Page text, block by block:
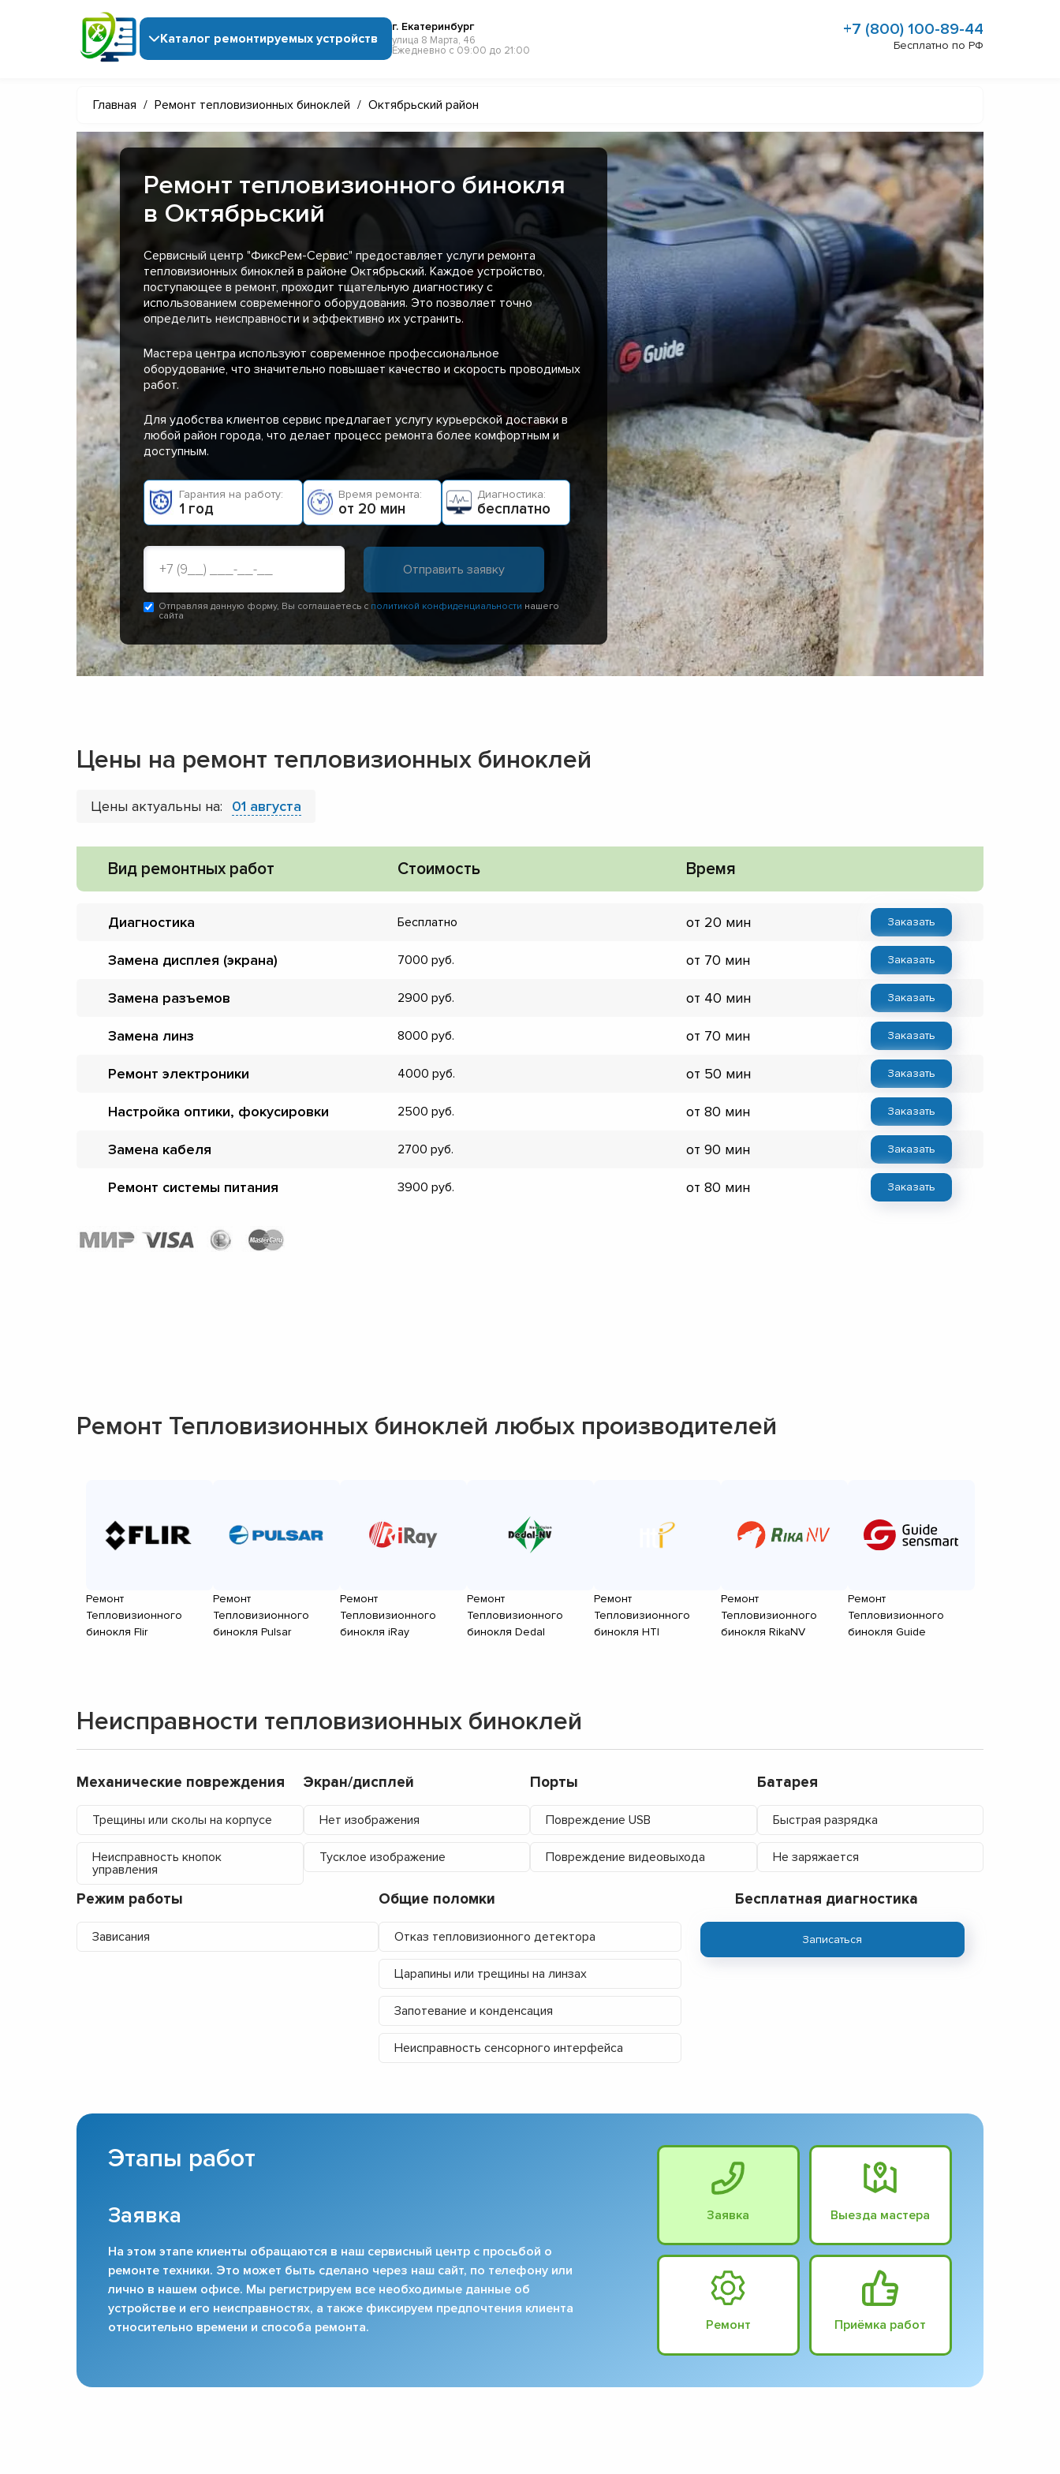
Каталог ремонтируемых устройств
г. Екатеринбург
улица 8 Марта, 46
Ежедневно с 09:00 до 21:00
+7 (800) 100-89-44
Бесплатно по РФ
Главная / Ремонт тепловизионных биноклей / Октябрьский район
Ремонт тепловизионного бинокля
в Октябрьский
Сервисный центр "ФиксРем-Сервис" предоставляет услуги ремонта
тепловизионных биноклей в районе Октябрьский. Каждое устройство,
поступающее в ремонт, проходит тщательную диагностику с
использованием современного оборудования. Это позволяет точно
определить неисправности и эффективно их устранить.
Мастера центра используют современное профессиональное
оборудование, что значительно повышает качество и скорость проводимых
работ.
Для удобства клиентов сервис предлагает услугу курьерской доставки в
любой район города, что делает процесс ремонта более комфортным и
доступным.
Гарантия на работу:
1 год
Время ремонта:
от 20 мин
Диагностика:
бесплатно
Отправляя данную форму, Вы соглашаетесь с политикой конфиденциальности нашего
сайта
Цены на ремонт тепловизионных биноклей
Цены актуальны на: 01 августа
Вид ремонтных работ Стоимость Время
Диагностика Бесплатно от 20 мин Заказать
Замена дисплея (экрана) 7000 от 70 мин Заказать
Замена разъемов 2900 от 40 мин Заказать
Замена линз 8000 от 70 мин Заказать
Ремонт электроники 4000 от 50 мин Заказать
Настройка оптики, фокусировки 2500 от 80 мин Заказать
Замена кабеля 2700 от 90 мин Заказать
Ремонт системы питания 3900 от 80 мин Заказать
Ремонт Тепловизионных биноклей любых производителей
Ремонт
Тепловизионного
бинокля Flir
Ремонт
Тепловизионного
бинокля Pulsar
Ремонт
Тепловизионного
бинокля iRay
Ремонт
Тепловизионного
бинокля Dedal
Ремонт
Тепловизионного
бинокля HTI
Ремонт
Тепловизионного
бинокля RikaNV
Ремонт
Тепловизионного
бинокля Guide
Неисправности тепловизионных биноклей
Механические повреждения
Трещины или сколы на корпусе
Неисправность кнопок
управления
Экран/дисплей
Нет изображения
Тусклое изображение
Порты
Повреждение USB
Повреждение видеовыхода
Батарея
Быстрая разрядка
Не заряжается
Режим работы
Зависания
Общие поломки
Отказ тепловизионного детектора
Царапины или трещины на линзах
Запотевание и конденсация
Неисправность сенсорного интерфейса
Бесплатная диагностика
Записаться
Этапы работ
Заявка
На этом этапе клиенты обращаются в наш сервисный центр с просьбой о
ремонте техники. Это может быть сделано через наш сайт, по телефону или
лично в нашем офисе. Мы регистрируем все необходимые данные об
устройстве и его неисправностях, а также фиксируем предпочтения клиента
относительно времени и способа ремонта.
Заявка Выезда мастера
Ремонт Приёмка работ